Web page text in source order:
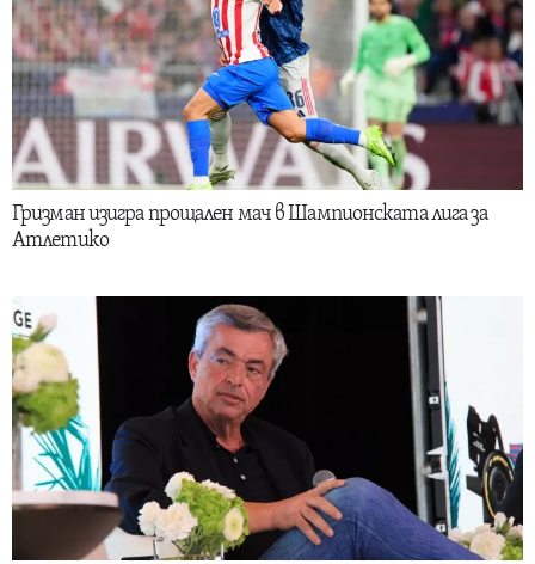
Гризман изигра прощален мач в Шампионската лига за
Атлетико